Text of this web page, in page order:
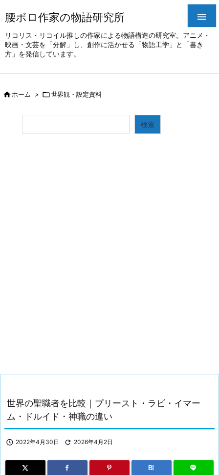
腰ボロ作家の物語研究所
リコリス・リコイル推しの作家による物語構造の研究室。アニメ・
映画・文芸を「分解」し、創作に活かせる「物語工学」と「書き
方」を発信しています。

ホーム > 世界観・設定資料
検索
世界の聖職者を比較｜プリースト・ラビ・イマー
ム・ドルイド・神職の違い
 2022年4月30日  2026年4月2日
B!